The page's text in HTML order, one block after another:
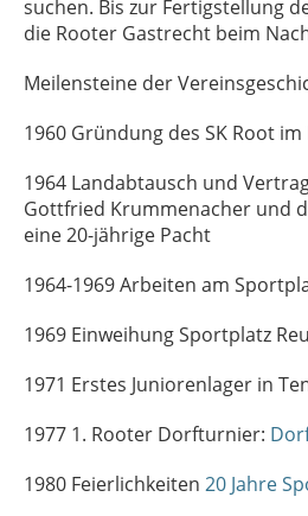
suchen. Bis zur Fertigstellung
die Rooter Gastrecht beim
Meilensteine der
1960 Gründung des SK Root
1964 Landabtausch und
Gottfried Krummenacher und
eine 20-jährige Pacht
1964-1969 Arbeiten am
1969 Einweihung Sportplatz
1971 Erstes Juniorenlager in
1977 1. Rooter Dorfturnier:
1980 Feierlichkeiten 20 Jahre